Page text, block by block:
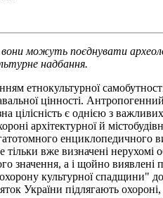
можуть поєднувати
надбання.
етнокультурної
цінності.
цілісність є однією з
архітектурної й
енциклопедичного
вже визначені нерухомі
значення, а і щойно виявлені
культурної спадщини"
України підлягають